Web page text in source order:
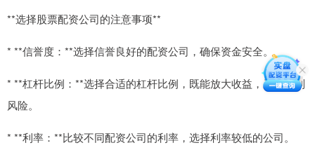
**选择股票配资公司的注意事项**
* **信誉度：**选择信誉良好的配资公司，确保资金安全。
* **杠杆比例：**选择合适的杠杆比例，既能放大收益，又能控制
风险。
* **利率：**比较不同配资公司的利率，选择利率较低的公司。